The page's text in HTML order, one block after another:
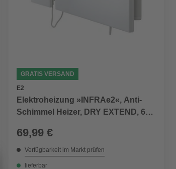
GRATIS VERSAND
E2
Elektroheizung »INFRAe2«, Anti-
Schimmel Heizer, DRY EXTEND, 60
69,99 €
Verfügbarkeit im Markt prüfen
lieferbar